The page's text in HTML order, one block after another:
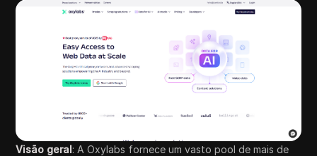
Visão geral: A Oxylabs fornece um vasto pool de mais de